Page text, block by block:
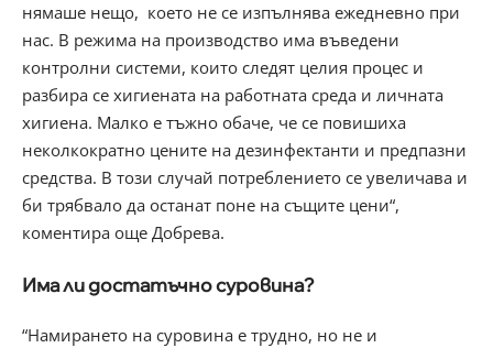
нямаше нещо, което не се изпълнява ежедневно при
нас. В режима на производство има въведени
контролни системи, които следят целия процес и
разбира се хигиената на работната среда и личната
хигиена. Малко е тъжно обаче, че се повишиха
неколкократно цените на дезинфектанти и предпазни
средства. В този случай потреблението се увеличава и
би трябвало да останат поне на същите цени“,
коментира още Добрева.
Има ли достатъчно суровина?
“Намирането на суровина е трудно, но не и